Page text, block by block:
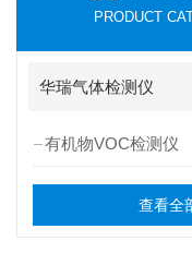
PRODUCT
华瑞气体检测仪
有机物VOC检测仪
查看全